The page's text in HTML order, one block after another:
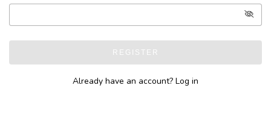
REGISTER
Already have an account? Log in